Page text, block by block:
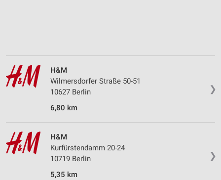
❯
H&M
Wilmersdorfer Straße 50-51
10627 Berlin
6,80 km
❯
H&M
Kurfürstendamm 20-24
10719 Berlin
5,35 km